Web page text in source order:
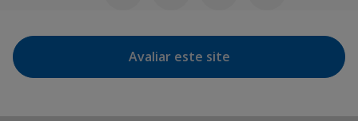
Avaliar este site